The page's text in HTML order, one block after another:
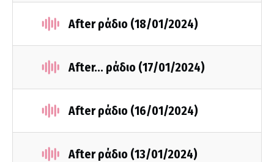
After ράδιο (18/01/2024)
After... ράδιο (17/01/2024)
After ράδιο (16/01/2024)
After ράδιο (13/01/2024)